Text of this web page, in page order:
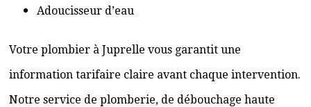
Adoucisseur d’eau
Votre plombier à Juprelle vous garantit une
information tarifaire claire avant chaque intervention.
Notre service de plomberie, de débouchage haute